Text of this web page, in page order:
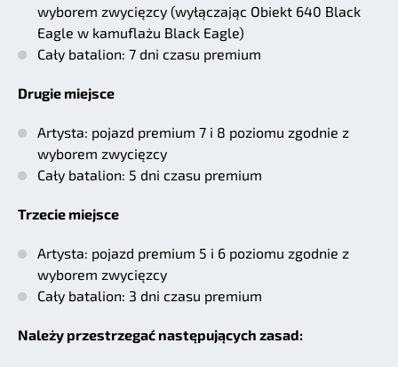
wyborem zwycięzcy (wyłączając Obiekt 640 Black
Eagle w kamuflażu Black Eagle)
Cały batalion: 7 dni czasu premium
Drugie miejsce
Artysta: pojazd premium 7 i 8 poziomu zgodnie z
wyborem zwycięzcy
Cały batalion: 5 dni czasu premium
Trzecie miejsce
Artysta: pojazd premium 5 i 6 poziomu zgodnie z
wyborem zwycięzcy
Cały batalion: 3 dni czasu premium
Należy przestrzegać następujących zasad: